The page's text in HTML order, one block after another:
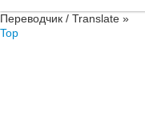
Переводчик / Translate »
Top